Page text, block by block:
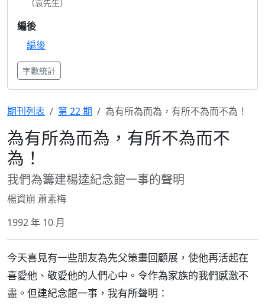
（袁先生）
編後
編後
字數統計
期刊列表 第 22 期 為有所為而為，有所不為而不為！
為有所為而為，有所不為而不
為！
我們為籌建楊逵紀念館一事的聲明
楊資崩 蕭素梅
1992 年 10 月
今天喜見有一些朋友為先父策畫回顧展，使他再活起在
喜愛他、敬愛他的人們心中。令作為家族的我們感激不
盡。但建紀念館一事，我有所聲明：